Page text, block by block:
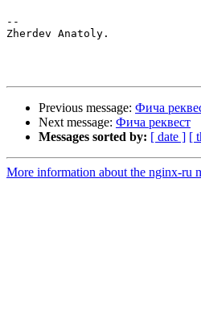
--
Zherdev Anatoly.
Previous message: Фича
Next message: Фича реквест
Messages sorted by: [ date ] [
More information about the nginx-ru